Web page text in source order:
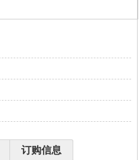
订购信息